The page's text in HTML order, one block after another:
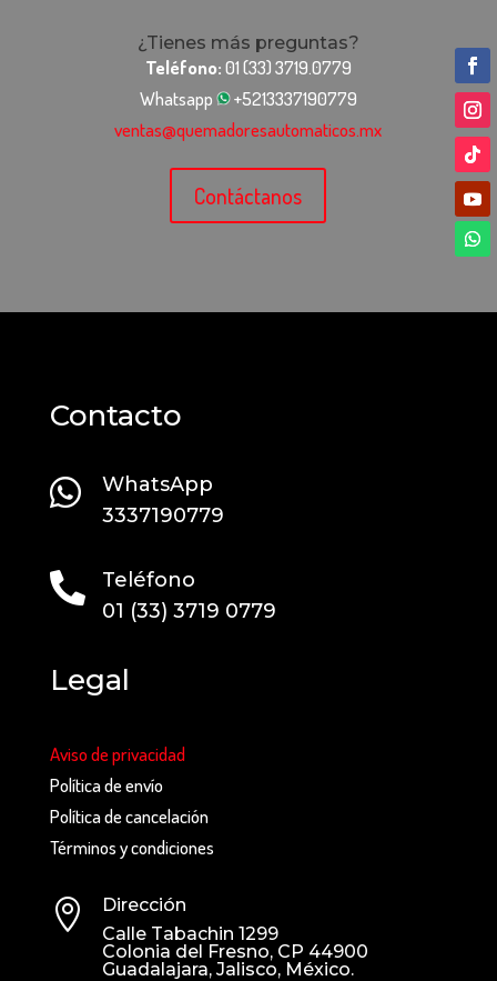
¿Tienes más preguntas?
Teléfono:01 (33) 3719.0779
Whatsapp
+5213337190779
ventas@quemadoresautomaticos.mx
Contáctanos
Contacto

WhatsApp
3337190779

Teléfono
01 (33) 3719 0779
Legal
Aviso de privacidad
Política de envío
Política de cancelación
Términos y condiciones

Dirección
Calle Tabachin 1299
Colonia del Fresno, CP 44900
Guadalajara, Jalisco, México.